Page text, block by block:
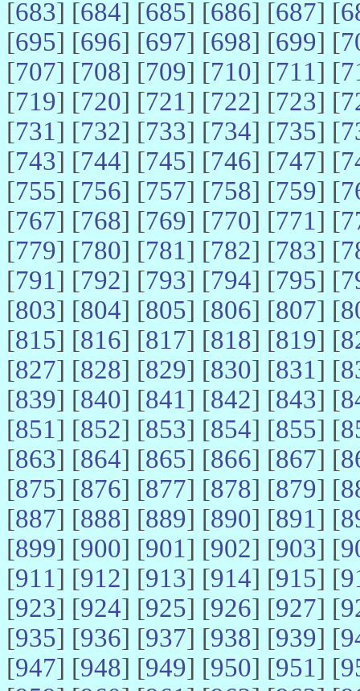
[683] [684] [685] [686] [687] [
[695] [696] [697] [698] [699] [
[707] [708] [709] [710] [711] [
[719] [720] [721] [722] [723] [
[731] [732] [733] [734] [735] [
[743] [744] [745] [746] [747] [
[755] [756] [757] [758] [759] [
[767] [768] [769] [770] [771] [
[779] [780] [781] [782] [783] [
[791] [792] [793] [794] [795] [
[803] [804] [805] [806] [807] [
[815] [816] [817] [818] [819] [
[827] [828] [829] [830] [831] [
[839] [840] [841] [842] [843] [
[851] [852] [853] [854] [855] [
[863] [864] [865] [866] [867] [
[875] [876] [877] [878] [879] [
[887] [888] [889] [890] [891] [
[899] [900] [901] [902] [903] [
[911] [912] [913] [914] [915] [
[923] [924] [925] [926] [927] [
[935] [936] [937] [938] [939] [
[947] [948] [949] [950] [951] [